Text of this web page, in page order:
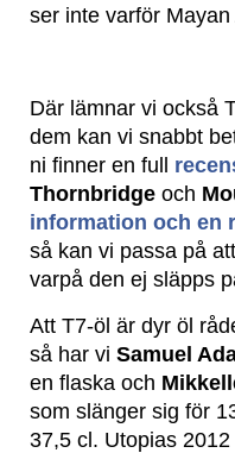
ser inte varför
Där lämnar vi också
dem kan vi snabbt
ni finner en full
Thornbridge och
information och en
så kan vi passa på
varpå den ej släpps
Att T7-öl är dyr öl
så har vi Samuel
en flaska och
som slänger sig för
37,5 cl. Utopias